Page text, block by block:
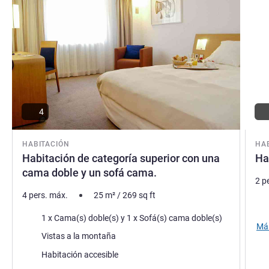
Gemma GUASCH, Gestión hotelera
HABITACIÓN
Habitación de categoría superior con una
cama doble y un sofá cama.
4
4 pers. máx. 25 m²/269 sq ft
Ropa de cama
1 x Cama(s) doble(s) y 1 x Sofá(s) cama doble(s)
Views :Vistas a la montaña
Habitación accesible
2